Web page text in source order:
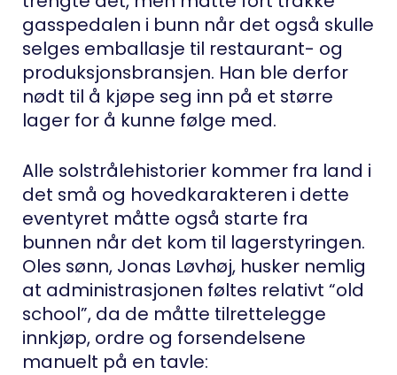
gasspedalen i bunn når det også skulle
selges emballasje til restaurant- og
produksjonsbransjen. Han ble derfor
nødt til å kjøpe seg inn på et større
lager for å kunne følge med.
Alle solstrålehistorier kommer fra land i
det små og hovedkarakteren i dette
eventyret måtte også starte fra
bunnen når det kom til lagerstyringen.
Oles sønn, Jonas Løvhøj, husker nemlig
at administrasjonen føltes relativt “old
school”, da de måtte tilrettelegge
innkjøp, ordre og forsendelsene
manuelt på en tavle: